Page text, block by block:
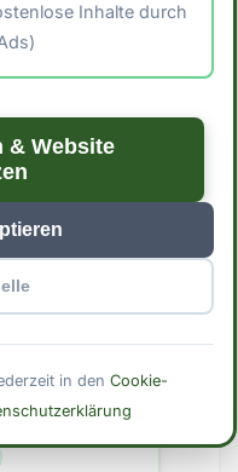
→
Carb
der
Ernährung
Inhalte durch
& Website
in den Cookie-